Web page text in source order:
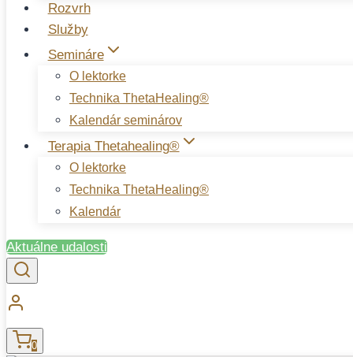
Rozvrh
Služby
Semináre
O lektorke
Technika ThetaHealing®
Kalendár seminárov
Terapia Thetahealing®
O lektorke
Technika ThetaHealing®
Kalendár
Aktuálne udalosti
0